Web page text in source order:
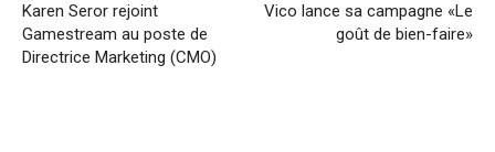
Karen Seror rejoint
Gamestream au poste de
Directrice Marketing (CMO)
Vico lance sa campagne «Le
goût de bien-faire»